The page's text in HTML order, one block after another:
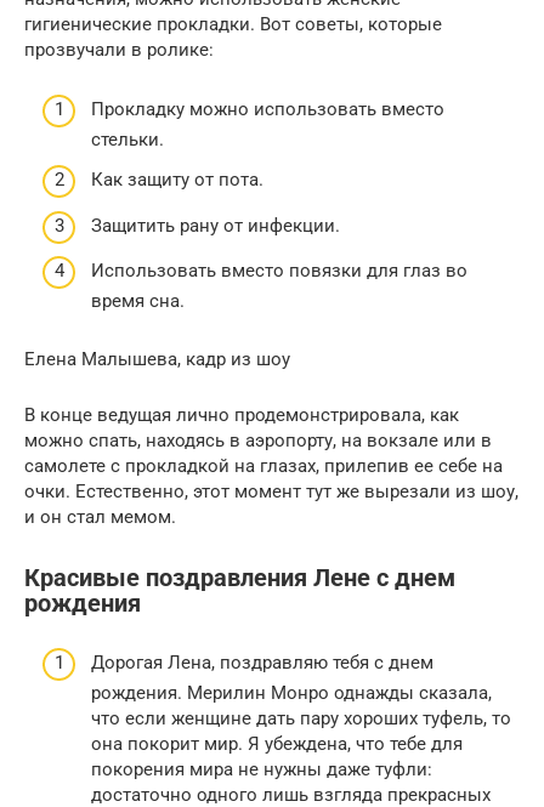
гигиенические прокладки. Вот советы, которые
прозвучали в ролике:
Прокладку можно использовать вместо
стельки.
Как защиту от пота.
Защитить рану от инфекции.
Использовать вместо повязки для глаз во
время сна.
Елена Малышева, кадр из шоу
В конце ведущая лично продемонстрировала, как
можно спать, находясь в аэропорту, на вокзале или в
самолете с прокладкой на глазах, прилепив ее себе на
очки. Естественно, этот момент тут же вырезали из шоу,
и он стал мемом.
Красивые поздравления Лене с днем
рождения
Дорогая Лена, поздравляю тебя с днем
рождения. Мерилин Монро однажды сказала,
что если женщине дать пару хороших туфель, то
она покорит мир. Я убеждена, что тебе для
покорения мира не нужны даже туфли:
достаточно одного лишь взгляда прекрасных